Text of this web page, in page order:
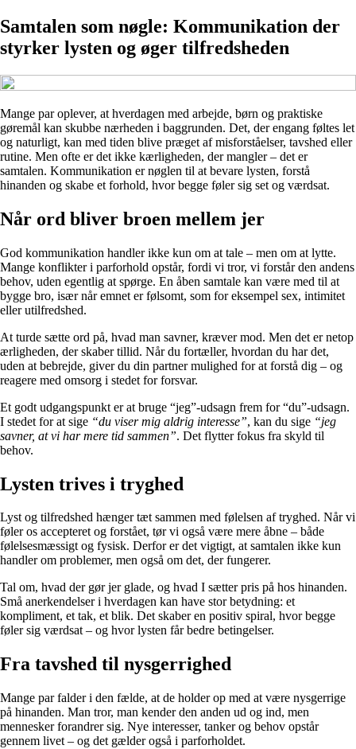
Samtalen som nøgle: Kommunikation der
styrker lysten og øger tilfredsheden
Mange par oplever, at hverdagen med arbejde, børn og praktiske
gøremål kan skubbe nærheden i baggrunden. Det, der engang føltes let
og naturligt, kan med tiden blive præget af misforståelser, tavshed eller
rutine. Men ofte er det ikke kærligheden, der mangler – det er
samtalen. Kommunikation er nøglen til at bevare lysten, forstå
hinanden og skabe et forhold, hvor begge føler sig set og værdsat.
Når ord bliver broen mellem jer
God kommunikation handler ikke kun om at tale – men om at lytte.
Mange konflikter i parforhold opstår, fordi vi tror, vi forstår den andens
behov, uden egentlig at spørge. En åben samtale kan være med til at
bygge bro, især når emnet er følsomt, som for eksempel sex, intimitet
eller utilfredshed.
At turde sætte ord på, hvad man savner, kræver mod. Men det er netop
ærligheden, der skaber tillid. Når du fortæller, hvordan du har det,
uden at bebrejde, giver du din partner mulighed for at forstå dig – og
reagere med omsorg i stedet for forsvar.
Et godt udgangspunkt er at bruge “jeg”-udsagn frem for “du”-udsagn.
I stedet for at sige “du viser mig aldrig interesse”, kan du sige “jeg
savner, at vi har mere tid sammen”. Det flytter fokus fra skyld til
behov.
Lysten trives i tryghed
Lyst og tilfredshed hænger tæt sammen med følelsen af tryghed. Når vi
føler os accepteret og forstået, tør vi også være mere åbne – både
følelsesmæssigt og fysisk. Derfor er det vigtigt, at samtalen ikke kun
handler om problemer, men også om det, der fungerer.
Tal om, hvad der gør jer glade, og hvad I sætter pris på hos hinanden.
Små anerkendelser i hverdagen kan have stor betydning: et
kompliment, et tak, et blik. Det skaber en positiv spiral, hvor begge
føler sig værdsat – og hvor lysten får bedre betingelser.
Fra tavshed til nysgerrighed
Mange par falder i den fælde, at de holder op med at være nysgerrige
på hinanden. Man tror, man kender den anden ud og ind, men
mennesker forandrer sig. Nye interesser, tanker og behov opstår
gennem livet – og det gælder også i parforholdet.